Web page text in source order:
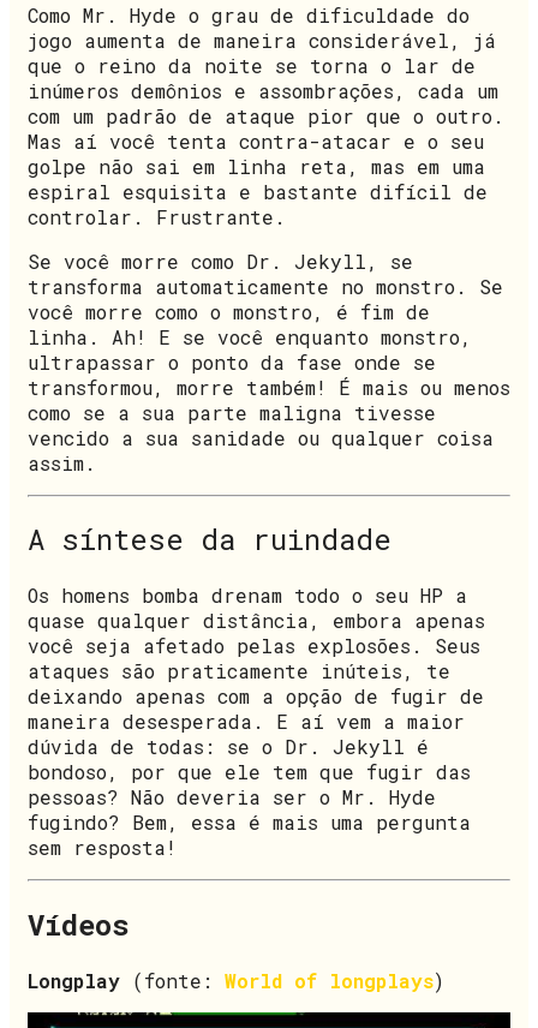
Como Mr. Hyde o grau de dificuldade do
jogo aumenta de maneira considerável, já
que o reino da noite se torna o lar de
inúmeros demônios e assombrações, cada um
com um padrão de ataque pior que o outro.
Mas aí você tenta contra-atacar e o seu
golpe não sai em linha reta, mas em uma
espiral esquisita e bastante difícil de
controlar. Frustrante.
Se você morre como Dr. Jekyll, se
transforma automaticamente no monstro. Se
você morre como o monstro, é fim de
linha. Ah! E se você enquanto monstro,
ultrapassar o ponto da fase onde se
transformou, morre também! É mais ou menos
como se a sua parte maligna tivesse
vencido a sua sanidade ou qualquer coisa
assim.
A síntese da ruindade
Os homens bomba drenam todo o seu HP a
quase qualquer distância, embora apenas
você seja afetado pelas explosões. Seus
ataques são praticamente inúteis, te
deixando apenas com a opção de fugir de
maneira desesperada. E aí vem a maior
dúvida de todas: se o Dr. Jekyll é
bondoso, por que ele tem que fugir das
pessoas? Não deveria ser o Mr. Hyde
fugindo? Bem, essa é mais uma pergunta
sem resposta!
Vídeos
Longplay (fonte: World of longplays)